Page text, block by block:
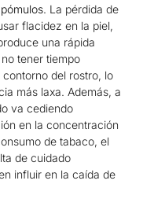
La pérdida de
flacidez en la piel,
una rápida
tener tiempo
del rostro, lo
más laxa. Además, a
va cediendo
en la concentración
de tabaco, el
de cuidado
influir en la caída de